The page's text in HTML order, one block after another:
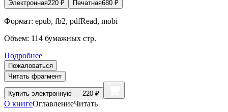
Электронная220 ₽ Печатная680 ₽
Формат: epub, fb2, pdfRead, mobi
Объем: 114 бумажных стр.
Подробнее
Пожаловаться
Читать фрагмент
Купить электронную — 220 ₽
О книгеОглавлениеЧитать